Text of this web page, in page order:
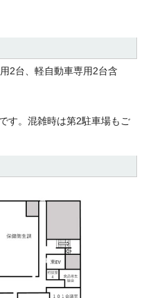
2台、軽自動車専用2台含
す。混雑時は第2駐車場もご